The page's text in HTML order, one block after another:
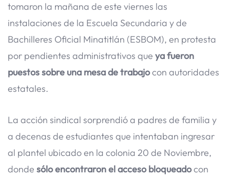
tomaron la mañana de este viernes las
instalaciones de la Escuela Secundaria y de
Bachilleres Oficial Minatitlán (ESBOM), en protesta
por pendientes administrativos que ya fueron
puestos sobre una mesa de trabajocon autoridades
estatales.
La acción sindical sorprendió a padres de familia y
a decenas de estudiantes que intentaban ingresar
al plantel ubicado en la colonia 20 de Noviembre,
donde sólo encontraron el acceso bloqueadocon